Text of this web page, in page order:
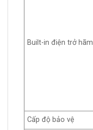
Built-in điện trở hãm
Cấp độ bảo vệ